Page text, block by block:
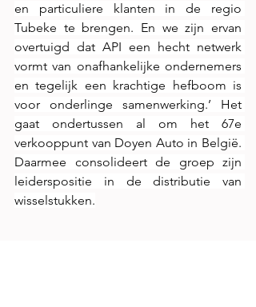
en particuliere klanten in de regio
Tubeke te brengen. En we zijn ervan
overtuigd dat API een hecht netwerk
vormt van onafhankelijke ondernemers
en tegelijk een krachtige hefboom is
voor onderlinge samenwerking.’ Het
gaat ondertussen al om het 67e
verkooppunt van Doyen Auto in België.
Daarmee consolideert de groep zijn
leiderspositie in de distributie van
wisselstukken.